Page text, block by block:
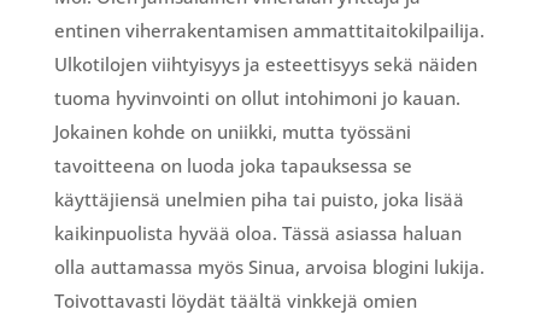
entinen viherrakentamisen ammattitaitokilpailija.
Ulkotilojen viihtyisyys ja esteettisyys sekä näiden
tuoma hyvinvointi on ollut intohimoni jo kauan.
Jokainen kohde on uniikki, mutta työssäni
tavoitteena on luoda joka tapauksessa se
käyttäjiensä unelmien piha tai puisto, joka lisää
kaikinpuolista hyvää oloa. Tässä asiassa haluan
olla auttamassa myös Sinua, arvoisa blogini lukija.
Toivottavasti löydät täältä vinkkejä omien